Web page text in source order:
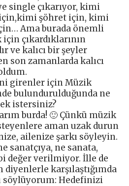
single çıkarıyor, kimi
şöhret için, kimi
Ama burada önemli
çıkardıklarının
ve kalıcı bir şeyler
son zamanlarda kalıcı
girenler için Müzik
bulundurulduğunda ne
istersiniz?
burda! 🙂 Çünkü müzik
aman uzak durun
ailenize şarkı söyleyin.
sanatçıya, ne sanata,
değer verilmiyor. İlle de
diyenlerle karşılaştığımda
söylüyorum: Hedefinizi